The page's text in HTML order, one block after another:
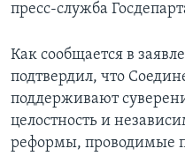
пресс-служба
Как сообщается в
подтвердил, что
поддерживают
целостность и
реформы, проводимые